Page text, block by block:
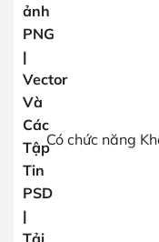
Có chức năng